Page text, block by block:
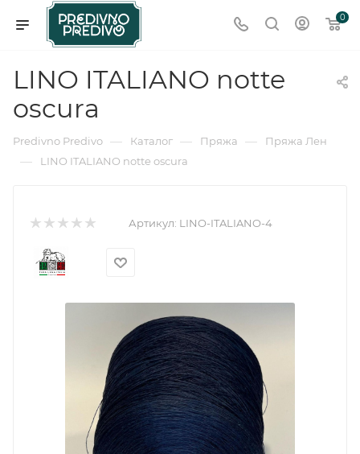
0
LINO ITALIANO notte
oscura
Predivno Predivo — Каталог — Пряжа — Пряжа Лен
— LINO ITALIANO notte oscura
Артикул: LINO-ITALIANO-4